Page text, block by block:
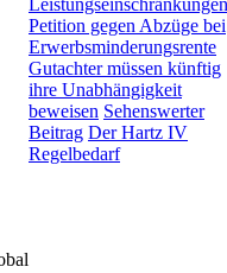
Petition gegen Abzüge bei
Erwerbsminderungsrente
Gutachter müssen künftig
ihre Unabhängigkeit
beweisen Sehenswerter
Beitrag Der Hartz IV
Regelbedarf